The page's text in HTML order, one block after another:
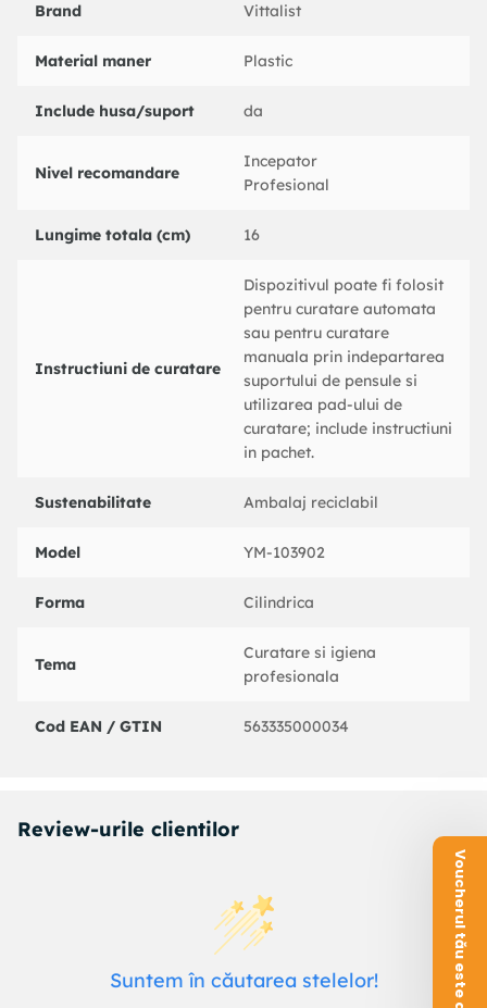
Brand Vittalist
Material maner Plastic
Include husa/suport da
Nivel recomandare
Incepator
Profesional
Lungime totala (cm) 16
Instructiuni de curatare
Dispozitivul poate fi folosit
pentru curatare automata
sau pentru curatare
manuala prin indepartarea
suportului de pensule si
utilizarea pad-ului de
curatare; include instructiuni
in pachet.
Sustenabilitate Ambalaj reciclabil
Model YM-103902
Forma Cilindrica
Tema
Curatare si igiena
profesionala
Cod EAN / GTIN 563335000034
Review-urile clientilor
Suntem în căutarea stelelor! Voucherul tău este aici!